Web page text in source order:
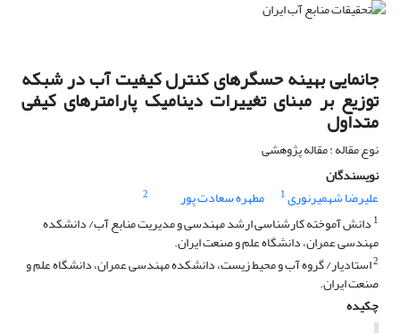
جانمایی بهینه حسگرهای کنترل کیفیت آب در شبکه
توزیع بر مبنای تغییرات دینامیک پارامترهای کیفی
متداول
نوع مقاله : مقاله پژوهشی
نویسندگان
علیرضا شهمیرنوری1 مطهره سعادت پور
2
1 دانش آموخته کارشناسی ارشد مهندسی و مدیریت منابع آب/ دانشکده
مهندسی عمران، دانشگاه علم و صنعت ایران.
2استادیار/ گروه آب و محیط زیست، دانشکده مهندسی عمران، دانشگاه علم و
صنعت ایران.
چکیده